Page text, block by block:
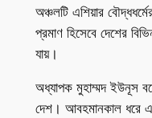
অঞ্চলটি এশিয়ার
প্রমাণ হিসেবে দেশের
যায়।
অধ্যাপক মুহাম্মদ ইউনূস
দেশ। আবহমানকাল ধরে এ